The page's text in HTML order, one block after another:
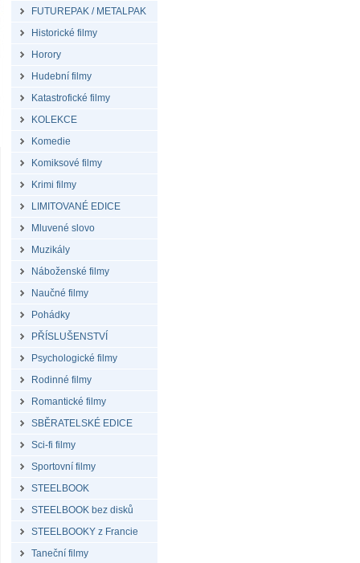
FUTUREPAK / METALPAK
Historické filmy
Horory
Hudební filmy
Katastrofické filmy
KOLEKCE
Komedie
Komiksové filmy
Krimi filmy
LIMITOVANÉ EDICE
Mluvené slovo
Muzikály
Náboženské filmy
Naučné filmy
Pohádky
PŘÍSLUŠENSTVÍ
Psychologické filmy
Rodinné filmy
Romantické filmy
SBĚRATELSKÉ EDICE
Sci-fi filmy
Sportovní filmy
STEELBOOK
STEELBOOK bez disků
STEELBOOKY z Francie
Taneční filmy